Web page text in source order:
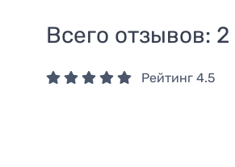
Всего отзывов: 2
Рейтинг 4.5